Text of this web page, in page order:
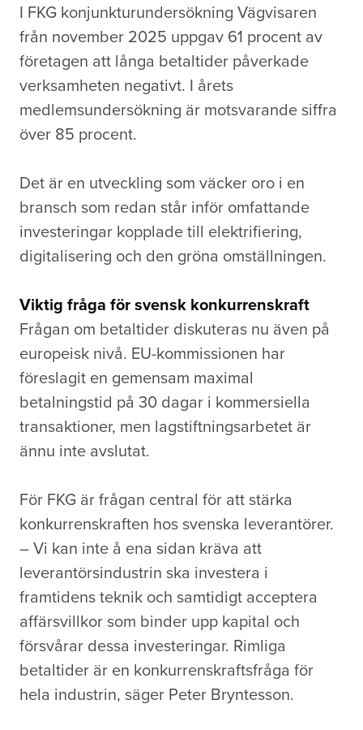
I FKG konjunkturundersökning Vägvisaren
från november 2025 uppgav 61 procent av
företagen att långa betaltider påverkade
verksamheten negativt. I årets
medlemsundersökning är motsvarande siffra
över 85 procent.
Det är en utveckling som väcker oro i en
bransch som redan står inför omfattande
investeringar kopplade till elektrifiering,
digitalisering och den gröna omställningen.
Viktig fråga för svensk konkurrenskraft
Frågan om betaltider diskuteras nu även på
europeisk nivå. EU-kommissionen har
föreslagit en gemensam maximal
betalningstid på 30 dagar i kommersiella
transaktioner, men lagstiftningsarbetet är
ännu inte avslutat.
För FKG är frågan central för att stärka
konkurrenskraften hos svenska leverantörer.
– Vi kan inte å ena sidan kräva att
leverantörsindustrin ska investera i
framtidens teknik och samtidigt acceptera
affärsvillkor som binder upp kapital och
försvårar dessa investeringar. Rimliga
betaltider är en konkurrenskraftsfråga för
hela industrin, säger Peter Bryntesson.